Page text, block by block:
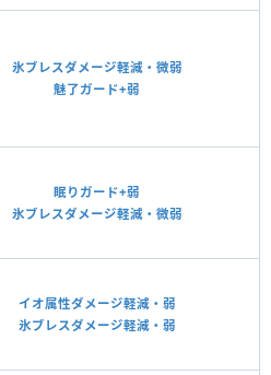
氷ブレスダメージ軽減・微弱
魅了ガード+弱
眠りガード+弱
氷ブレスダメージ軽減・微弱
イオ属性ダメージ軽減・弱
氷ブレスダメージ軽減・弱